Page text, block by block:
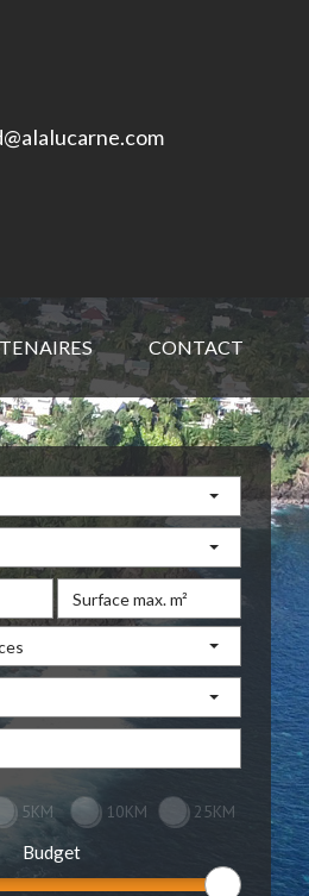
CONTACT
5KM 10KM
25KM
Budget